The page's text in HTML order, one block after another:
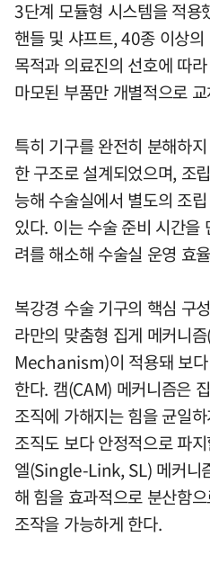
3단계 모듈형 시스템을 적용
핸들 및 샤프트, 40종 이상
목적과 의료진의 선호에 따
마모된 부품만 개별적으로
특히 기구를 완전히 분해하
한 구조로 설계되었으며, 조
능해 수술실에서 별도의 조
있다. 이는 수술 준비 시간을
려를 해소해 수술실 운영 효
복강경 수술 기구의 핵심 구
라만의 맞춤형 집게 메커니
Mechanism)이 적용돼 보다
한다. 캠(CAM) 메커니즘은
조직에 가해지는 힘을 균일
조직도 보다 안정적으로 파
엘(Single-Link, SL) 메커니
해 힘을 효과적으로 분산함
조작을 가능하게 한다.